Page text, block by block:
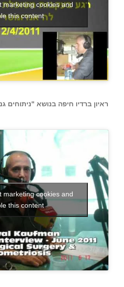
marketing cookies and
this content
ראיון ברדיו חיפה בנושא "ניתוחים
marketing cookies and
this content